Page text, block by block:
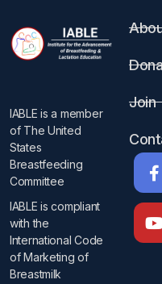
IABLE is a member
of The United
States
Breastfeeding
Committee
IABLE is compliant
with the
International Code
of Marketing of
Breastmilk
Join